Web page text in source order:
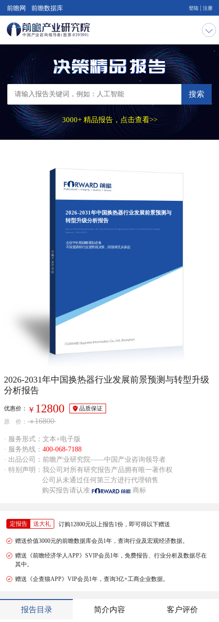
前瞻网 前瞻数据库 登陆 注册
搜索
3000+ 精品报告，点击查看>>
2026-2031年中国换热器行业发展前景预测与
转型升级分析报告
Report of Developing Prospect and Transformation & Upgrading Analysis on China Heat Exchanger
Industry（2026-2031）
企业中长期战略规划必备
不深度调研行业形势就决策，回报将无从谈起
2026-2031年中国换热器行业发展前景预测与转型升级
分析报告
优惠价： ￥ 12800
品质保证
原 价： ￥16800
· 服务形式：文本+电子版
· 服务热线： 400-068-7188
· 出品公司：前瞻产业研究院——中国产业咨询领导者
· 特别声明：我公司对所有研究报告产品拥有唯一著作权
公司从未通过任何第三方进行代理销售
购买报告请认准
商标
定报告 送大礼 订购12800元以上报告1份，即可得以下赠送
赠送价值3000元的前瞻数据库会员1年，查询行业及宏观经济数据。
赠送《前瞻经济学人APP》SVIP会员1年，免费报告、行业分析及数据尽在
其中。
赠送《企查猫APP》VIP会员1年，查询3亿+工商企业数据。
报告目录 简介内容 客户评价